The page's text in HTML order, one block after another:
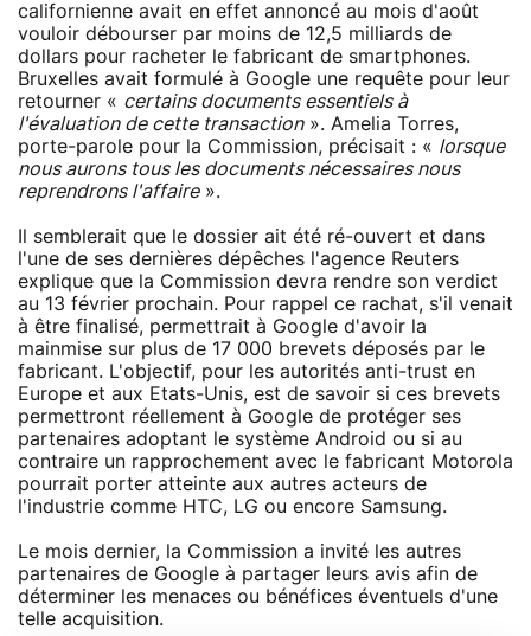
californienne avait en effet annoncé au mois d'août
vouloir débourser par moins de 12,5 milliards de
dollars pour racheter le fabricant de smartphones.
Bruxelles avait formulé à Google une requête pour leur
retourner « certains documents essentiels à
l'évaluation de cette transaction». Amelia Torres,
porte-parole pour la Commission, précisait : « lorsque
nous aurons tous les documents nécessaires nous
reprendrons l'affaire».
Il semblerait que le dossier ait été ré-ouvert et dans
l'une de ses dernières dépêches l'agence Reuters
explique que la Commission devra rendre son verdict
au 13 février prochain. Pour rappel ce rachat, s'il venait
à être finalisé, permettrait à Google d'avoir la
mainmise sur plus de 17 000 brevets déposés par le
fabricant. L'objectif, pour les autorités anti-trust en
Europe et aux Etats-Unis, est de savoir si ces brevets
permettront réellement à Google de protéger ses
partenaires adoptant le système Android ou si au
contraire un rapprochement avec le fabricant Motorola
pourrait porter atteinte aux autres acteurs de
l'industrie comme HTC, LG ou encore Samsung.
Le mois dernier, la Commission a invité les autres
partenaires de Google à partager leurs avis afin de
déterminer les menaces ou bénéfices éventuels d'une
telle acquisition.